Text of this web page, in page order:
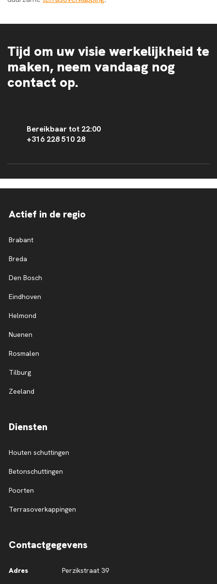
Tijd om uw visie werkelijkheid te
maken, neem vandaag nog
contact op.
Bereikbaar tot 22:00
+316 228 510 28
Actief in de regio
Brabant
Breda
Den Bosch
Eindhoven
Helmond
Nuenen
Rosmalen
Tilburg
Zeeland
Diensten
Houten schuttingen
Betonschuttingen
Poorten
Terrasoverkappingen
Contactgegevens
Adres Perzikstraat 39